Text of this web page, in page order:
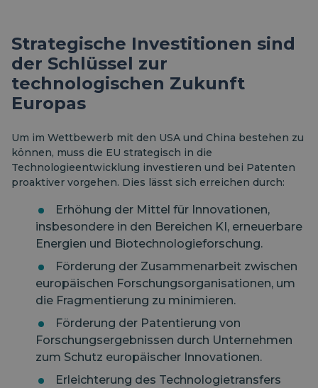
Strategische Investitionen sind
der Schlüssel zur
technologischen Zukunft
Europas
Um im Wettbewerb mit den USA und China bestehen zu
können, muss die EU strategisch in die
Technologieentwicklung investieren und bei Patenten
proaktiver vorgehen. Dies lässt sich erreichen durch:
Erhöhung der Mittel für Innovationen,
insbesondere in den Bereichen KI, erneuerbare
Energien und Biotechnologieforschung.
Förderung der Zusammenarbeit zwischen
europäischen Forschungsorganisationen, um
die Fragmentierung zu minimieren.
Förderung der Patentierung von
Forschungsergebnissen durch Unternehmen
zum Schutz europäischer Innovationen.
Erleichterung des Technologietransfers